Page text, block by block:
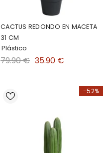
CACTUS REDONDO EN MACETA
31 CM
Plástico
79.90 € 35.90 €
-52%